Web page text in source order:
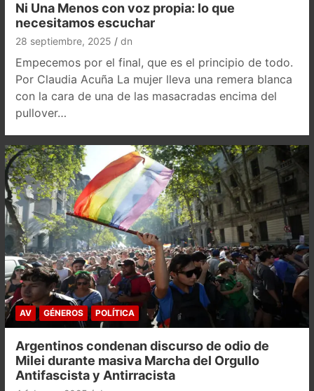
Ni Una Menos con voz propia: lo que
necesitamos escuchar
28 septiembre, 2025 dn
Empecemos por el final, que es el principio de todo.
Por Claudia Acuña La mujer lleva una remera blanca
con la cara de una de las masacradas encima del
pullover…
AV GÉNEROS POLÍTICA
Argentinos condenan discurso de odio de
Milei durante masiva Marcha del Orgullo
Antifascista y Antirracista